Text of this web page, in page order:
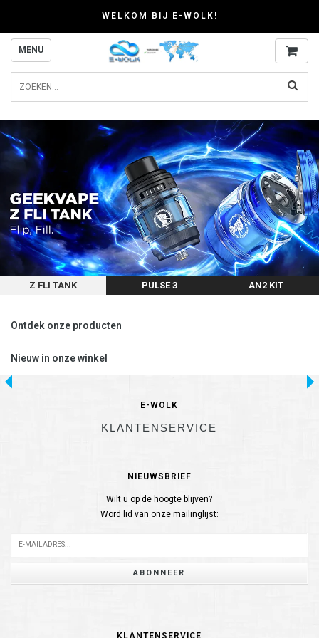
WELKOM BIJ E-WOLK!
MENU
Z FLI TANK PULSE 3 AN2 KIT
Ontdek onze producten
Nieuw in onze winkel
E-WOLK
KLANTENSERVICE
NIEUWSBRIEF
Wilt u op de hoogte blijven?
Word lid van onze mailinglijst:
ABONNEER
KLANTENSERVICE